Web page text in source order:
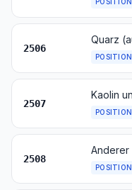
2506
POSITION
2507
POSITION
2508
POSITION